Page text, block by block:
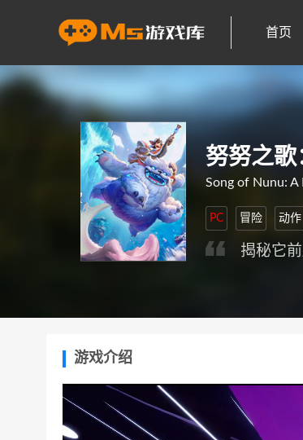
首页
努努之歌
Song of Nunu: A
PC 冒险 动作
揭秘它
游戏介绍